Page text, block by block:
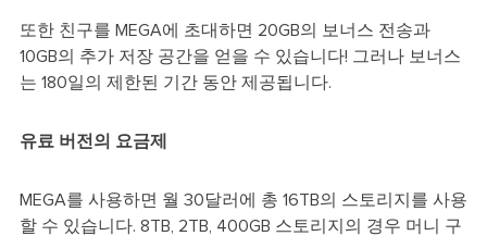
또한 친구를 MEGA에 초대하면 20GB의 보너스 전송과
10GB의 추가 저장 공간을 얻을 수 있습니다! 그러나 보너스
는 180일의 제한된 기간 동안 제공됩니다.
유료 버전의 요금제
MEGA를 사용하면 월 30달러에 총 16TB의 스토리지를 사용
할 수 있습니다. 8TB, 2TB, 400GB 스토리지의 경우 머니 구